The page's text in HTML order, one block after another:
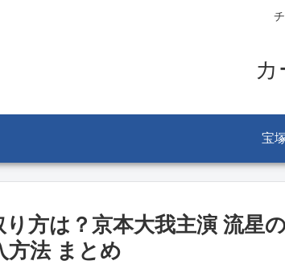
宝
方は？京本大我主演 流星
方法 まとめ